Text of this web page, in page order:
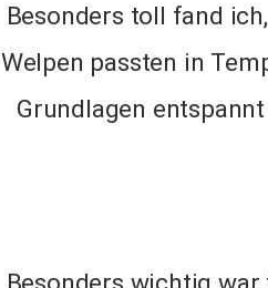
Besonders toll fand
Welpen passten in
Grundlagen